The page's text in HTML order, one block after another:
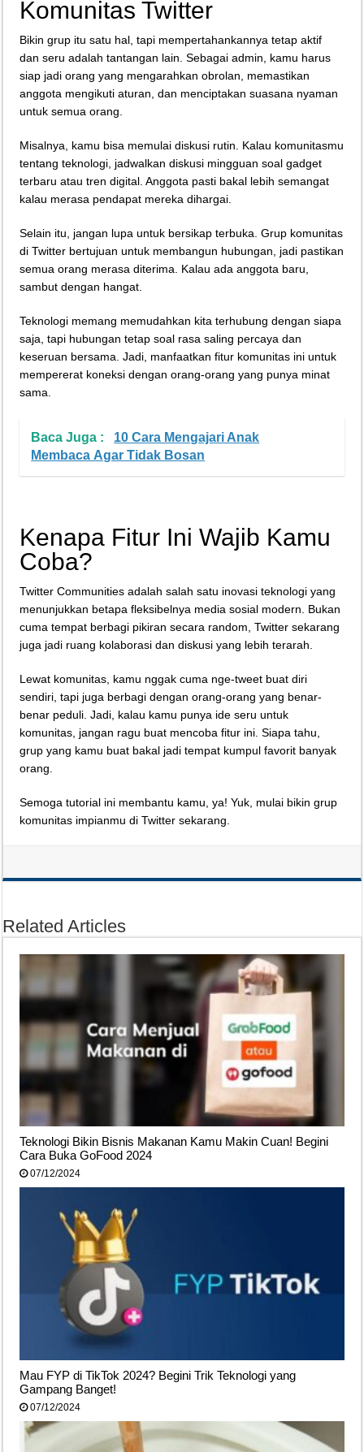
Komunitas Twitter
Bikin grup itu satu hal, tapi mempertahankannya tetap aktif
dan seru adalah tantangan lain. Sebagai admin, kamu harus
siap jadi orang yang mengarahkan obrolan, memastikan
anggota mengikuti aturan, dan menciptakan suasana nyaman
untuk semua orang.
Misalnya, kamu bisa memulai diskusi rutin. Kalau komunitasmu
tentang teknologi, jadwalkan diskusi mingguan soal gadget
terbaru atau tren digital. Anggota pasti bakal lebih semangat
kalau merasa pendapat mereka dihargai.
Selain itu, jangan lupa untuk bersikap terbuka. Grup komunitas
di Twitter bertujuan untuk membangun hubungan, jadi pastikan
semua orang merasa diterima. Kalau ada anggota baru,
sambut dengan hangat.
Teknologi memang memudahkan kita terhubung dengan siapa
saja, tapi hubungan tetap soal rasa saling percaya dan
keseruan bersama. Jadi, manfaatkan fitur komunitas ini untuk
mempererat koneksi dengan orang-orang yang punya minat
sama.
Baca Juga :
10 Cara Mengajari Anak
Membaca Agar Tidak Bosan
Kenapa Fitur Ini Wajib Kamu
Coba?
Twitter Communities adalah salah satu inovasi teknologi yang
menunjukkan betapa fleksibelnya media sosial modern. Bukan
cuma tempat berbagi pikiran secara random, Twitter sekarang
juga jadi ruang kolaborasi dan diskusi yang lebih terarah.
Lewat komunitas, kamu nggak cuma nge-tweet buat diri
sendiri, tapi juga berbagi dengan orang-orang yang benar-
benar peduli. Jadi, kalau kamu punya ide seru untuk
komunitas, jangan ragu buat mencoba fitur ini. Siapa tahu,
grup yang kamu buat bakal jadi tempat kumpul favorit banyak
orang.
Semoga tutorial ini membantu kamu, ya! Yuk, mulai bikin grup
komunitas impianmu di Twitter sekarang.
Related Articles
Teknologi Bikin Bisnis Makanan Kamu Makin Cuan! Begini
Cara Buka GoFood 2024
07/12/2024
Mau FYP di TikTok 2024? Begini Trik Teknologi yang
Gampang Banget!
07/12/2024